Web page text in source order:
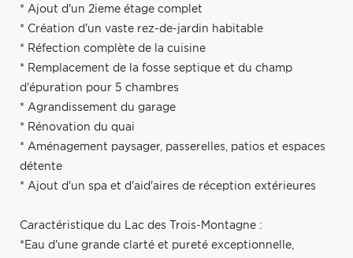
* Ajout d'un 2ieme étage complet
* Création d'un vaste rez-de-jardin habitable
* Réfection complète de la cuisine
* Remplacement de la fosse septique et du champ
d'épuration pour 5 chambres
* Agrandissement du garage
* Rénovation du quai
* Aménagement paysager, passerelles, patios et espaces
détente
* Ajout d'un spa et d'aid'aires de réception extérieures
Caractéristique du Lac des Trois-Montagne :
*Eau d'une grande clarté et pureté exceptionnelle,